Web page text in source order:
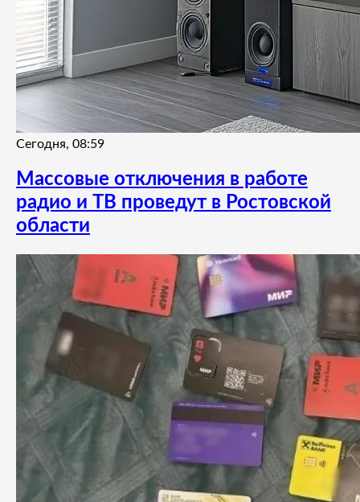
Сегодня, 08:59
Массовые отключения в работе
радио и ТВ проведут в Ростовской
области